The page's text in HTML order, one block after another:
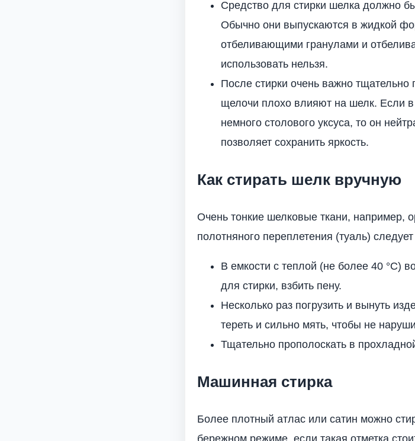
Средство для стирки шелка должно
Обычно они выпускаются в жидкой
отбеливающими гранулами и
использовать нельзя.
После стирки очень важно тщательно
щелочи плохо влияют на шелк. Если
немного столового уксуса, то он
позволяет сохранить яркость.
Как стирать шелк вручную
Очень тонкие шелковые ткани, например,
полотняного переплетения (туаль)
В емкости с теплой (не более 40 °C)
для стирки, взбить пену.
Несколько раз погрузить и вынуть
тереть и сильно мять, чтобы не
Тщательно прополоскать в
Машинная стирка
Более плотный атлас или сатин можно